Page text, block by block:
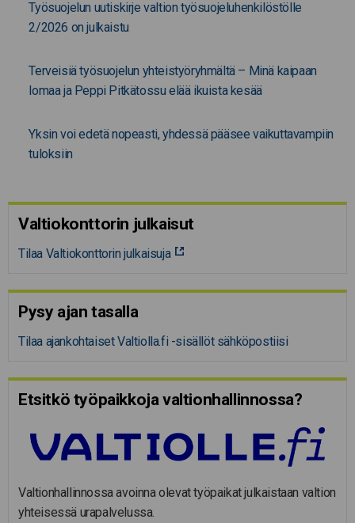
Työsuojelun uutiskirje valtion työsuojeluhenkilöstölle
2/2026 on julkaistu
Terveisiä työsuojelun yhteistyöryhmältä – Minä kaipaan
lomaa ja Peppi Pitkätossu elää ikuista kesää
Yksin voi edetä nopeasti, yhdessä pääsee vaikuttavampiin
tuloksiin
Valtiokonttorin julkaisut
Tilaa Valtiokonttorin julkaisuja
Pysy ajan tasalla
Tilaa ajankohtaiset Valtiolla.fi -sisällöt sähköpostiisi
Etsitkö työpaikkoja valtion­hal­lin­nossa?
Valtionhallinnossa avoinna olevat työpaikat julkaistaan valtion
yhteisessä urapalvelussa.